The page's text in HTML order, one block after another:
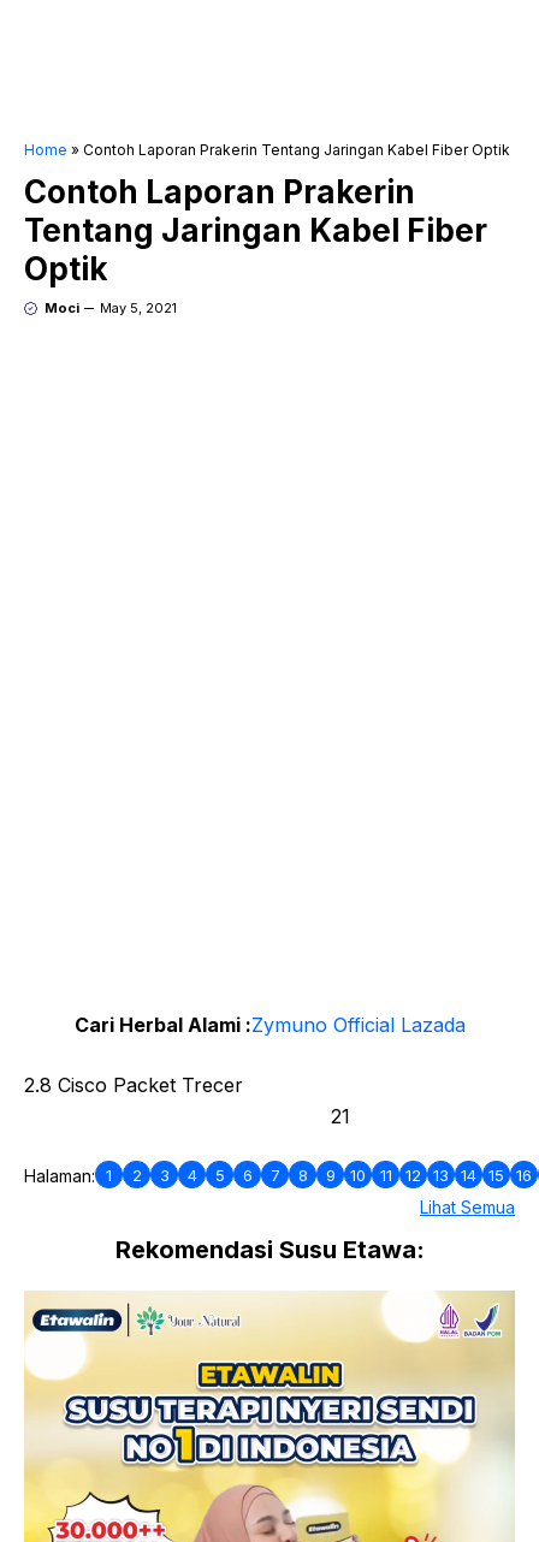
Home » Contoh Laporan Prakerin Tentang Jaringan Kabel Fiber Optik
Contoh Laporan Prakerin
Tentang Jaringan Kabel Fiber
Optik
Moci May 5, 2021
Cari Herbal Alami :Zymuno Official Lazada
2.8 Cisco Packet Trecer
21
Halaman: 1 2 3 4 5 6 7 8 9 10 11 12 13 14 15 16
Lihat Semua
Rekomendasi Susu Etawa: